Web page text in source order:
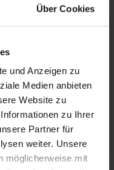
Über Cookies
und Anzeigen zu
Medien anbieten
Website zu
zu Ihrer
Partner für
weiter. Unsere
möglicherweise mit
und die Beschwerde
nicht zu prüfen,
oder teilweise
zu